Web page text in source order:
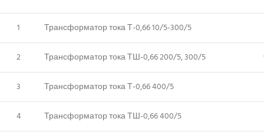
1 Трансформатор тока Т-0,66 10/5-300/5
2 Трансформатор тока ТШ-0,66 200/5, 300/5
3 Трансформатор тока Т-0,66 400/5
4 Трансформатор тока ТШ-0,66 400/5